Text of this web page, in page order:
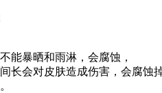
能暴晒和雨淋，会腐蚀，
会对皮肤造成伤害，会腐蚀